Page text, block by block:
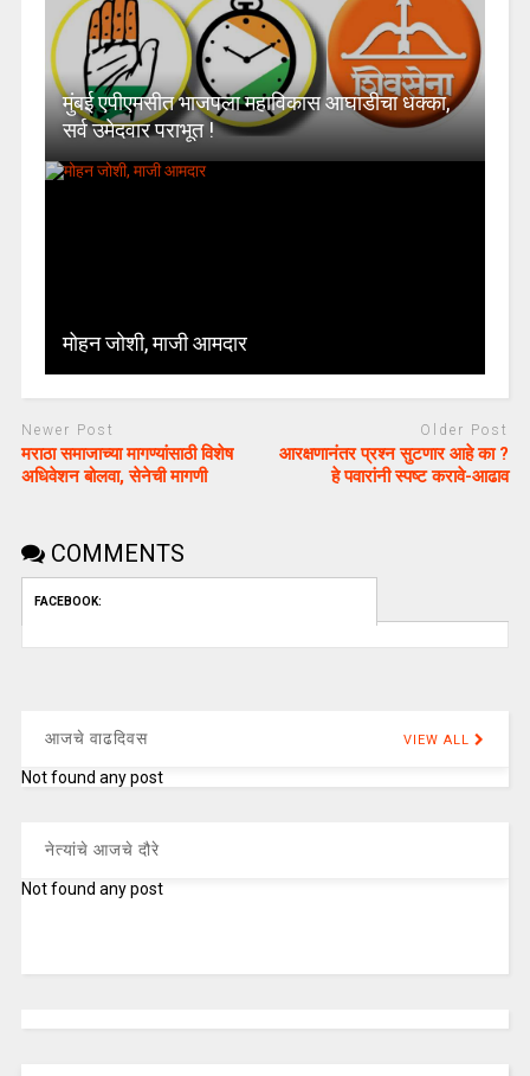
मुंबई एपीएमसीत भाजपला महाविकास आघाडीचा धक्का,
सर्व उमेदवार पराभूत !
मोहन जोशी, माजी आमदार
Newer Post
मराठा समाजाच्या मागण्यांसाठी विशेष
अधिवेशन बोलवा, सेनेची मागणी
Older Post
आरक्षणानंतर प्रश्न सुटणार आहे का ?
हे पवारांनी स्पष्ट करावे-आढाव
COMMENTS
FACEBOOK:
आजचे वाढदिवस VIEW ALL
Not found any post
नेत्यांचे आजचे दौरे
Not found any post